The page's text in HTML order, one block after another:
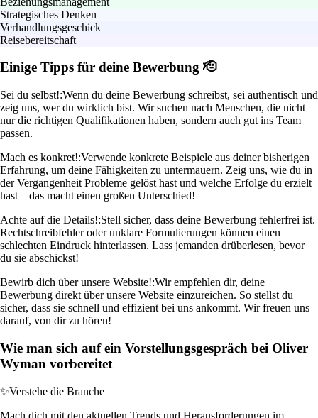
Strategisches Denken
Verhandlungsgeschick
Reisebereitschaft
Einige Tipps für deine Bewerbung 🫡
Sei du selbst!:Wenn du deine Bewerbung schreibst, sei authentisch und
zeig uns, wer du wirklich bist. Wir suchen nach Menschen, die nicht
nur die richtigen Qualifikationen haben, sondern auch gut ins Team
passen.
Mach es konkret!:Verwende konkrete Beispiele aus deiner bisherigen
Erfahrung, um deine Fähigkeiten zu untermauern. Zeig uns, wie du in
der Vergangenheit Probleme gelöst hast und welche Erfolge du erzielt
hast – das macht einen großen Unterschied!
Achte auf die Details!:Stell sicher, dass deine Bewerbung fehlerfrei ist.
Rechtschreibfehler oder unklare Formulierungen können einen
schlechten Eindruck hinterlassen. Lass jemanden drüberlesen, bevor
du sie abschickst!
Bewirb dich über unsere Website!:Wir empfehlen dir, deine
Bewerbung direkt über unsere Website einzureichen. So stellst du
sicher, dass sie schnell und effizient bei uns ankommt. Wir freuen uns
darauf, von dir zu hören!
Wie man sich auf ein Vorstellungsgespräch bei Oliver
Wyman vorbereitet
✨Verstehe die Branche
Mach dich mit den aktuellen Trends und Herausforderungen im